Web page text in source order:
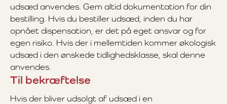
udsæd anvendes. Gem altid dokumentation for din
bestilling. Hvis du bestiller udsæd, inden du har
opnået dispensation, er det på eget ansvar og for
egen risiko. Hvis der i mellemtiden kommer økologisk
udsæd i den ønskede tidlighedsklasse, skal denne
anvendes.
Til bekræftelse
Hvis der bliver udsolgt af udsæd i en